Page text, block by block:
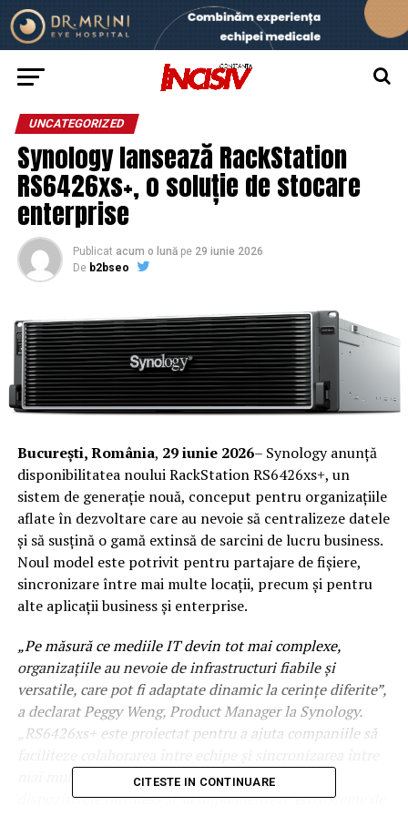
UNCATEGORIZED
Synology lansează RackStation
RS6426xs+, o soluție de stocare
enterprise
Publicat acum o lună pe 29 iunie 2026
De b2bseo
București, România, 29 iunie 2026– Synology anunță
disponibilitatea noului RackStation RS6426xs+, un
sistem de generație nouă, conceput pentru organizațiile
aflate în dezvoltare care au nevoie să centralizeze datele
și să susțină o gamă extinsă de sarcini de lucru business.
Noul model este potrivit pentru partajare de fișiere,
sincronizare între mai multe locații, precum și pentru
alte aplicații business și enterprise.
„Pe măsură ce mediile IT devin tot mai complexe,
organizațiile au nevoie de infrastructuri fiabile și
versatile, care pot fi adaptate dinamic la cerințe diferite”,
a declarat Peggy Weng, Product Manager la Synology.
„RS6426xs+ este proiectat pentru a ajuta companiile să
mai multe sedii, să protejeze sarcinile de lucru și
dispozitivele business și să implementeze ecosisteme de
CITESTE IN CONTINUARE